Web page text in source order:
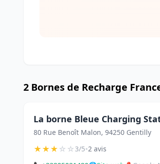
2 Bornes de Recharge
La borne Bleue Charging
80 Rue Benoît Malon, 94250 Gentilly
★★★☆☆3/5•2 avis